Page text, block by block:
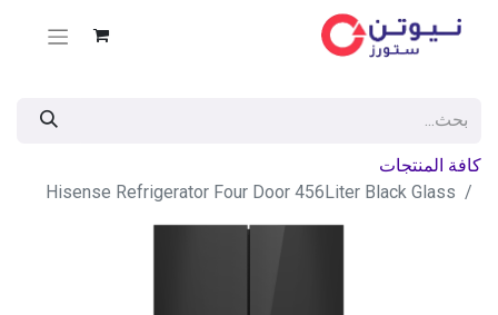
كافة المنتجات
Hisense Refrigerator Four Door 456Liter Black Glass